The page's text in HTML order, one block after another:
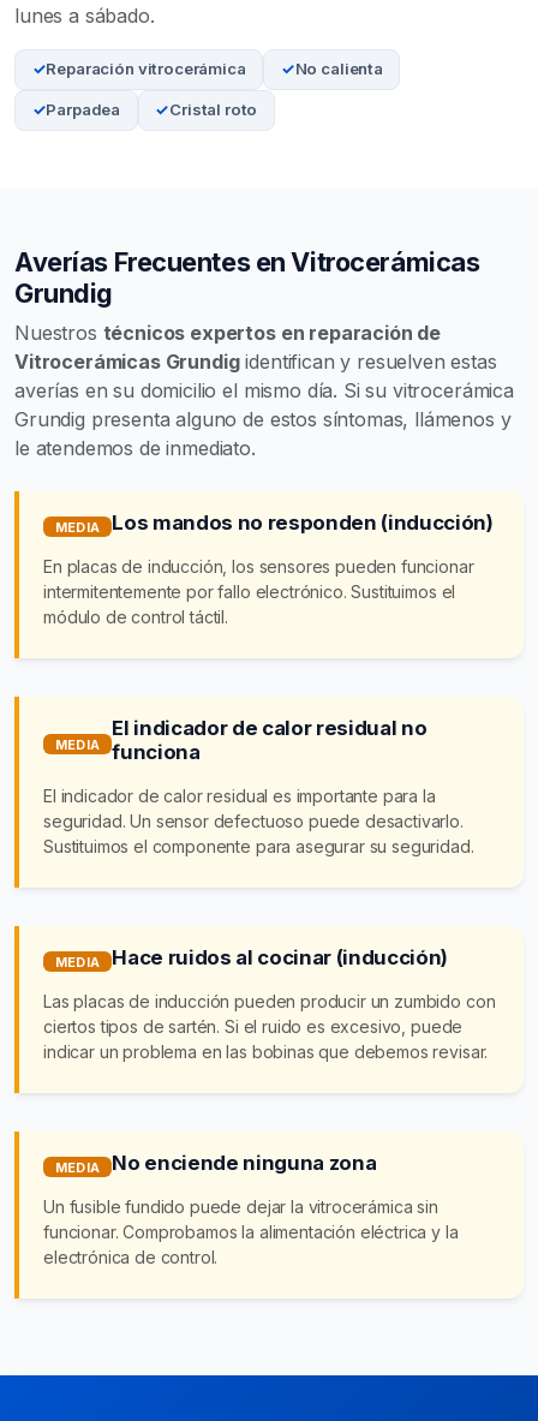
lunes a sábado.
Reparación vitrocerámica No calienta
Parpadea Cristal roto
Averías Frecuentes en Vitrocerámicas
Grundig
Nuestros técnicos expertos en reparación de
Vitrocerámicas Grundigidentifican y resuelven estas
averías en su domicilio el mismo día. Si su vitrocerámica
Grundig presenta alguno de estos síntomas, llámenos y
le atendemos de inmediato.
MEDIA Los mandos no responden (inducción)
En placas de inducción, los sensores pueden funcionar
intermitentemente por fallo electrónico. Sustituimos el
módulo de control táctil.
MEDIA
El indicador de calor residual no
funciona
El indicador de calor residual es importante para la
seguridad. Un sensor defectuoso puede desactivarlo.
Sustituimos el componente para asegurar su seguridad.
MEDIA Hace ruidos al cocinar (inducción)
Las placas de inducción pueden producir un zumbido con
ciertos tipos de sartén. Si el ruido es excesivo, puede
indicar un problema en las bobinas que debemos revisar.
MEDIA No enciende ninguna zona
Un fusible fundido puede dejar la vitrocerámica sin
funcionar. Comprobamos la alimentación eléctrica y la
electrónica de control.